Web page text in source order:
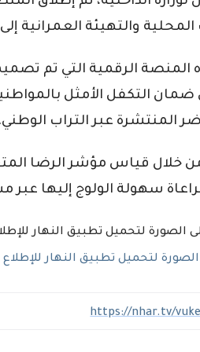
والتهيئة العمرانية
المنصة الرقمية التي تم
ضمان التكفل الأمثل
المنتشرة عبر التراب الوطني.
خلال قياس مؤشر الرضا
سهولة الولوج إليها عبر
لتحميل تطبيق النهار للإطلاع
https://nhar.tv/